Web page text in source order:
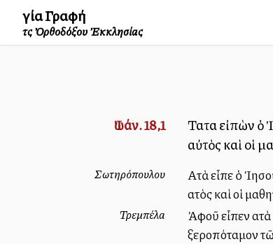
Ἁγία Γραφή
τῆς Ὀρθοδόξου Ἐκκλησίας
Ἰωάν. 18,1
Ταῦτα εἰπὼν ὁ
αὐτὸς καὶ οἱ
Σωτηρόπουλου
Αὐτὰ εἶπε ὁ
αὐτὸς καὶ οἱ
Τρεμπέλα
Ἀφοῦ εἶπεν
ξεροπόταμον